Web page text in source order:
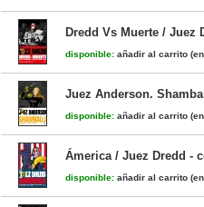
Dredd Vs Muerte / Juez
disponible: añadir al carrito
Juez Anderson.
disponible: añadir al carrito
Ámerica / Juez Dredd -
disponible: añadir al carrito